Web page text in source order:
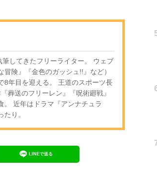
してきたフリーライター。 ウェブ
険』『金色のガッシュ!!』など）
8年目を迎える。 王道のスポーツ長
葬送のフリーレン』『呪術廻戦』
。 近年はドラマ『アンナチュラ
り。
LINEで送る